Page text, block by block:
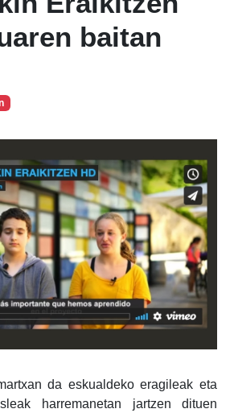
baitan
da eskualdeko eragileak eta
harremanetan jartzen dituen